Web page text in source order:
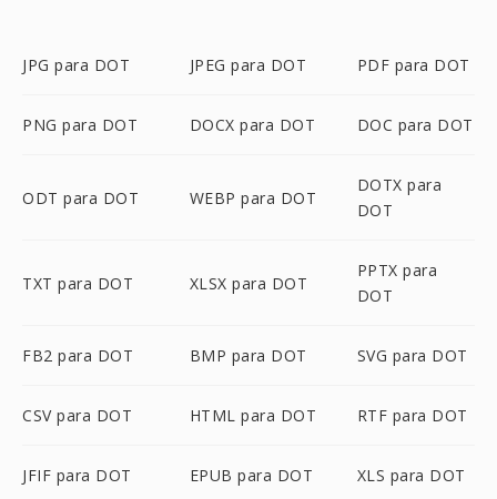
JPG para DOT JPEG para DOT PDF para DOT
PNG para DOT DOCX para DOT DOC para DOT
ODT para DOT WEBP para DOT
DOTX para
DOT
TXT para DOT XLSX para DOT
PPTX para
DOT
FB2 para DOT BMP para DOT SVG para DOT
CSV para DOT HTML para DOT RTF para DOT
JFIF para DOT EPUB para DOT XLS para DOT